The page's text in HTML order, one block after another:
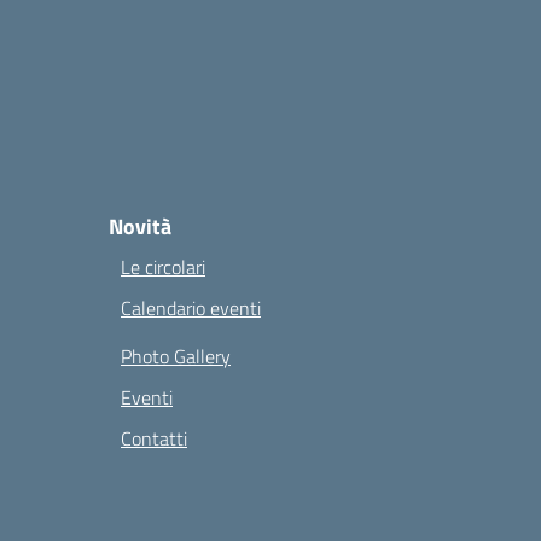
Novità
Le circolari
Calendario eventi
Photo Gallery
Eventi
Contatti